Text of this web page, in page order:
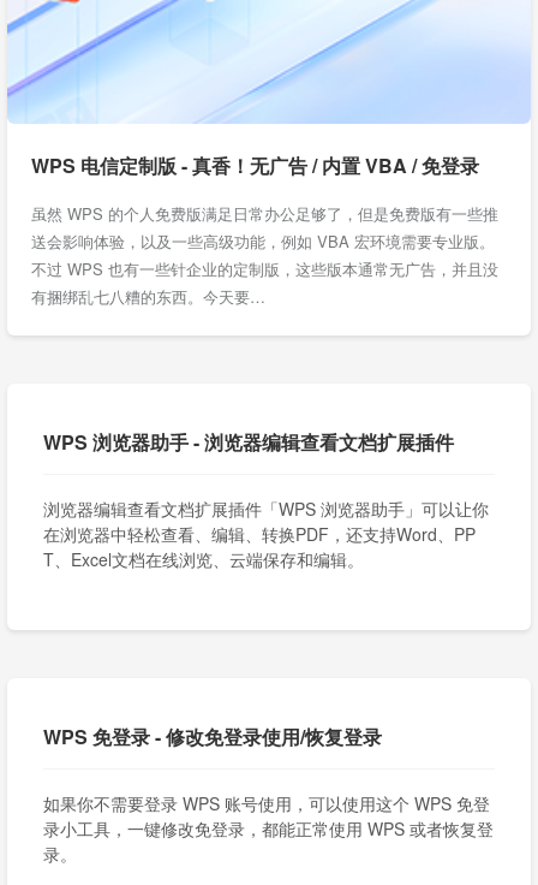
WPS 电信定制版 - 真香！无广告 / 内置 VBA / 免登录
虽然 WPS 的个人免费版满足日常办公足够了，但是免费版有一些推
送会影响体验，以及一些高级功能，例如 VBA 宏环境需要专业版。
不过 WPS 也有一些针企业的定制版，这些版本通常无广告，并且没
有捆绑乱七八糟的东西。今天要…
WPS 浏览器助手 - 浏览器编辑查看文档扩展插件
浏览器编辑查看文档扩展插件「WPS 浏览器助手」可以让你
在浏览器中轻松查看、编辑、转换PDF，还支持Word、PP
T、Excel文档在线浏览、云端保存和编辑。
WPS 免登录 - 修改免登录使用/恢复登录
如果你不需要登录 WPS 账号使用，可以使用这个 WPS 免登
录小工具，一键修改免登录，都能正常使用 WPS 或者恢复登
录。